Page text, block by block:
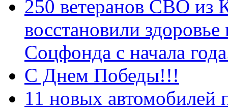
250 ветеранов СВО из
восстановили
Соцфонда с начала
С Днем Победы!!!
11 новых автомобилей